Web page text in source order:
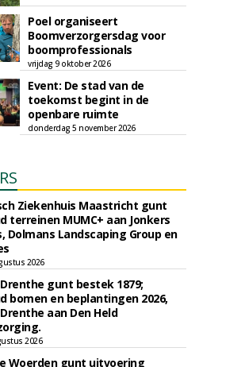
Poel organiseert
Boomverzorgersdag voor
boomprofessionals
vrijdag 9 oktober 2026
Event: De stad van de
toekomst begint in de
openbare ruimte
donderdag 5 november 2026
Ziekenhuis Maastricht gunt
terreinen MUMC+ aan Jonkers
Dolmans Landscaping Group en
2026
gunt bestek 1879;
bomen en beplantingen 2026,
aan Den Held
2026
Woerden gunt uitvoering